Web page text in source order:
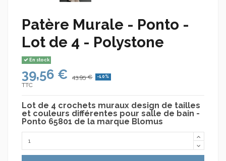
Patère Murale - Ponto -
Lot de 4 - Polystone
En stock
39,56 € 43,95 € -10%
TTC
Lot de 4 crochets muraux design de tailles
et couleurs différentes pour salle de bain -
Ponto 65801 de la marque Blomus